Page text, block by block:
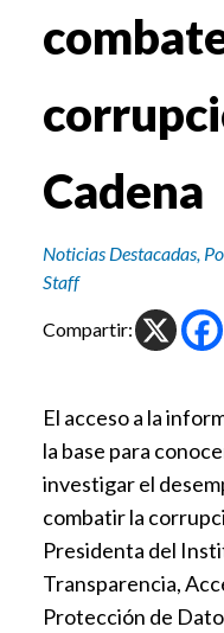
Cadena
Noticias Destacadas,
Staff
Compartir:
El acceso a la
la base para
investigar el
combatir la
Presidenta del
Transparencia,
Protección de